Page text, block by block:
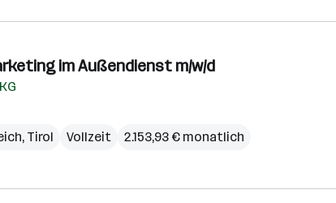
im Außendienst m/w/d
, Tirol Vollzeit 2.153,93 € monatlich